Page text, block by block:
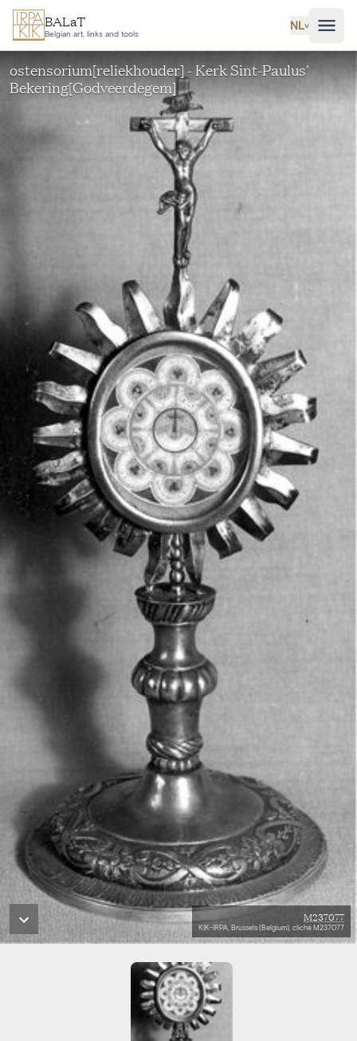
Ga naar hoofdinhoud
BALaT
Belgian art, links and tools
NL˅
ostensorium[reliekhouder] - Kerk Sint-Paulus'
Bekering[Godveerdegem]
M237077
KIK-IRPA, Brussels (Belgium), cliché M237077